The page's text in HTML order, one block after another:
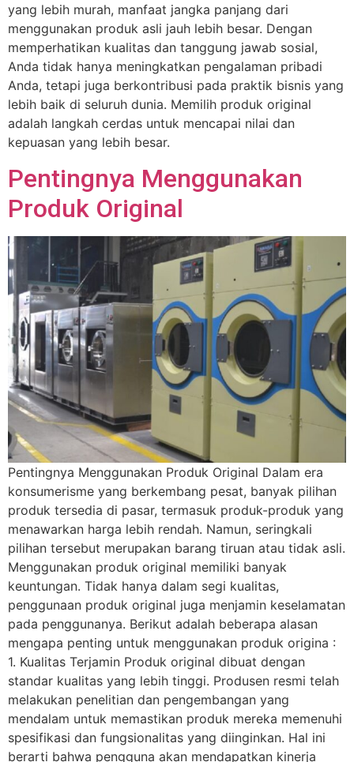
yang lebih murah, manfaat jangka panjang dari
menggunakan produk asli jauh lebih besar. Dengan
memperhatikan kualitas dan tanggung jawab sosial,
Anda tidak hanya meningkatkan pengalaman pribadi
Anda, tetapi juga berkontribusi pada praktik bisnis yang
lebih baik di seluruh dunia. Memilih produk original
adalah langkah cerdas untuk mencapai nilai dan
kepuasan yang lebih besar.
Pentingnya Menggunakan
Produk Original
Pentingnya Menggunakan Produk Original Dalam era
konsumerisme yang berkembang pesat, banyak pilihan
produk tersedia di pasar, termasuk produk-produk yang
menawarkan harga lebih rendah. Namun, seringkali
pilihan tersebut merupakan barang tiruan atau tidak asli.
Menggunakan produk original memiliki banyak
keuntungan. Tidak hanya dalam segi kualitas,
penggunaan produk original juga menjamin keselamatan
pada penggunanya. Berikut adalah beberapa alasan
mengapa penting untuk menggunakan produk origina :
1. Kualitas Terjamin Produk original dibuat dengan
standar kualitas yang lebih tinggi. Produsen resmi telah
melakukan penelitian dan pengembangan yang
mendalam untuk memastikan produk mereka memenuhi
spesifikasi dan fungsionalitas yang diinginkan. Hal ini
berarti bahwa pengguna akan mendapatkan kinerja